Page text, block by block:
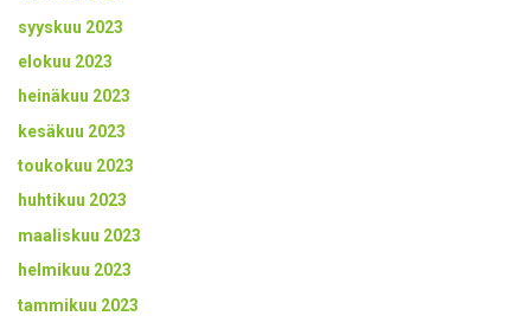
syyskuu 2023
elokuu 2023
heinäkuu 2023
kesäkuu 2023
toukokuu 2023
huhtikuu 2023
maaliskuu 2023
helmikuu 2023
tammikuu 2023